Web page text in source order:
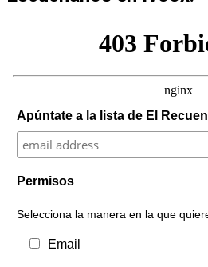
Apúntate a la lista de El
Permisos
Selecciona la manera en la que
Email